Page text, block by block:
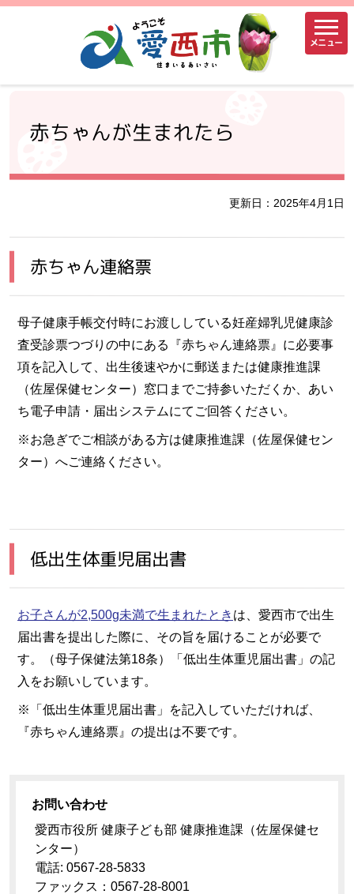
メニュー
赤ちゃんが生まれたら
更新日：2025年4月1日
赤ちゃん連絡票
母子健康手帳交付時にお渡ししている妊産婦乳児健康診
査受診票つづりの中にある『赤ちゃん連絡票』に必要事
項を記入して、出生後速やかに郵送または健康推進課
（佐屋保健センター）窓口までご持参いただくか、あい
ち電子申請・届出システムにてご回答ください。
※お急ぎでご相談がある方は健康推進課（佐屋保健セン
ター）へご連絡ください。
低出生体重児届出書
お子さんが2,500g未満で生まれたとき は、愛西市で出生
届出書を提出した際に、その旨を届けることが必要で
す。（母子保健法第18条）「低出生体重児届出書」の記
入をお願いしています。
※「低出生体重児届出書」を記入していただければ、
『赤ちゃん連絡票』の提出は不要です。
お問い合わせ
愛西市役所 健康子ども部 健康推進課（佐屋保健セ
ンター）
電話: 0567-28-5833
ファックス：0567-28-8001